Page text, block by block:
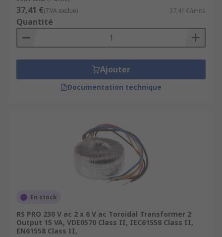
37,41 €(TVA exclue) 37,41 €/unité
Quantité
Ajouter
Documentation technique
En stock
RS PRO 230 V ac 2 x 6 V ac Toroidal Transformer 2
Output 15 VA, VDE0570 Class II, IEC61558 Class II,
EN61558 Class II,